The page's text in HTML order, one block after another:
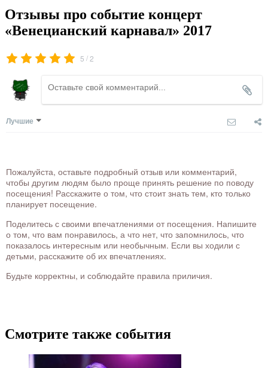
Отзывы про событие концерт
«Венецианский карнавал» 2017
5 /2
Лучшие
Пожалуйста, оставьте подробный отзыв или комментарий,
чтобы другим людям было проще принять решение по поводу
посещения! Расскажите о том, что стоит знать тем, кто только
планирует посещение.
Поделитесь с своими впечатлениями от посещения. Напишите
о том, что вам понравилось, а что нет, что запомнилось, что
показалось интересным или необычным. Если вы ходили с
детьми, расскажите об их впечатлениях.
Будьте корректны, и соблюдайте правила приличия.
Смотрите также события